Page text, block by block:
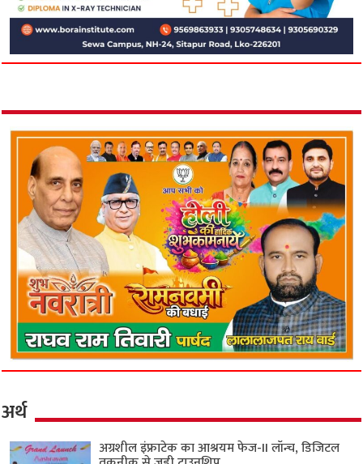
अर्थ
अग्रशील इंफ्राटेक का आश्रयम फेज-II लॉन्च, डिजिटल